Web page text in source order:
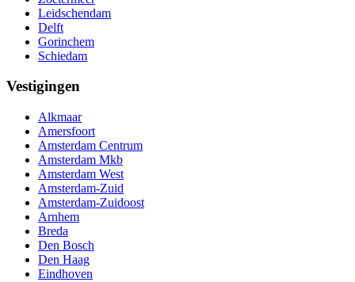
Leidschendam
Delft
Gorinchem
Schiedam
Vestigingen
Alkmaar
Amersfoort
Amsterdam Centrum
Amsterdam Mkb
Amsterdam West
Amsterdam-Zuid
Amsterdam-Zuidoost
Arnhem
Breda
Den Bosch
Den Haag
Eindhoven